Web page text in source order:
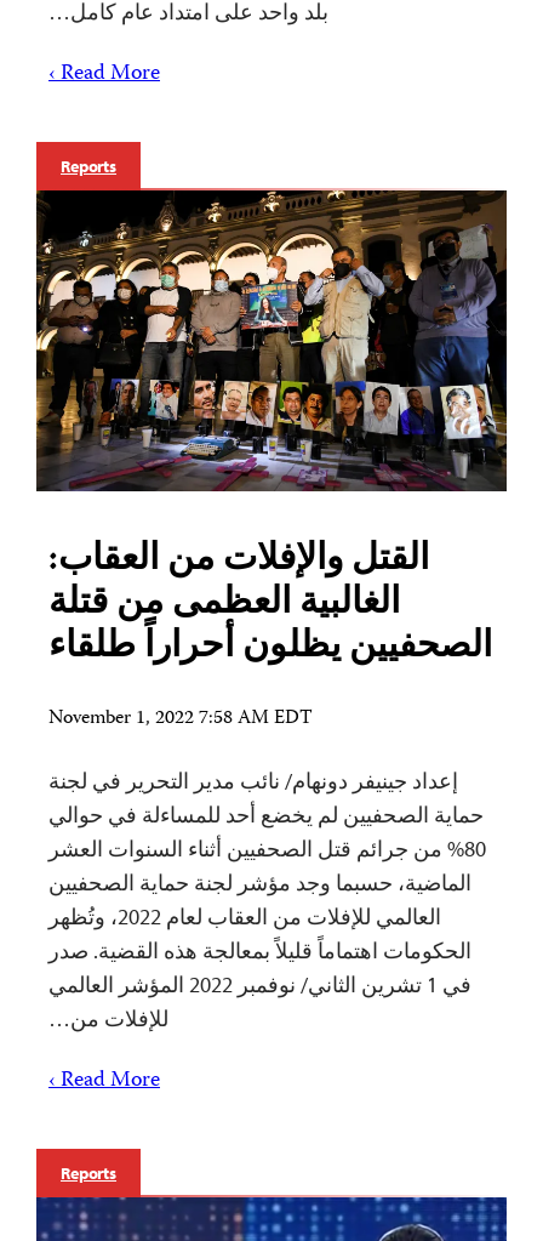
بلد واحد على امتداد عام كامل…
Read More ›
Reports
القتل والإفلات من العقاب:
الغالبية العظمى من قتلة
الصحفيين يظلون أحراراً طلقاء
November 1, 2022 7:58 AM EDT
إعداد جينيفر دونهام/ نائب مدير التحرير في لجنة
حماية الصحفيين لم يخضع أحد للمساءلة في حوالي
80% من جرائم قتل الصحفيين أثناء السنوات العشر
الماضية، حسبما وجد مؤشر لجنة حماية الصحفيين
العالمي للإفلات من العقاب لعام 2022، وتُظهر
الحكومات اهتماماً قليلاً بمعالجة هذه القضية. صدر
في 1 تشرين الثاني/ نوفمبر 2022 المؤشر العالمي
للإفلات من…
Read More ›
Reports